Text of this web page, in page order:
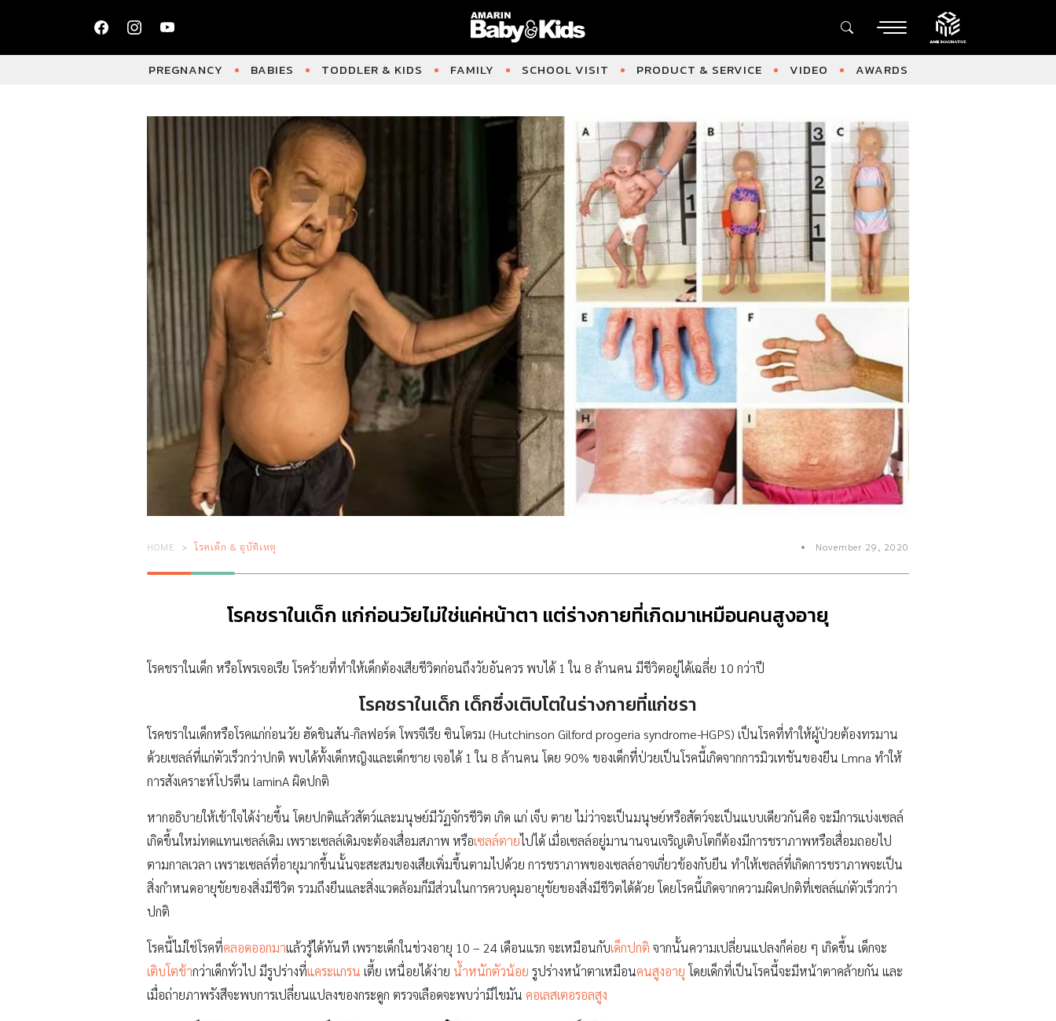
PREGNANCY BABIES TODDLER & KIDS FAMILY SCHOOL VISIT PRODUCT & SERVICE VIDEO AWARDS
HOME โรคเด็ก & อุบัติเหตุ November 29, 2020
โรคชราในเด็ก แก่ก่อนวัยไม่ใช่แค่หน้าตา แต่ร่างกายที่เกิดมาเหมือนคนสูงอายุ
โรคชราในเด็ก หรือโพรเจอเรีย โรคร้ายที่ทำให้เด็กต้องเสียชีวิตก่อนถึงวัยอันควร พบได้ 1 ใน 8 ล้านคน มีชีวิตอยู่ได้เฉลี่ย 10 กว่าปี
โรคชราในเด็ก เด็กซึ่งเติบโตในร่างกายที่แก่ชรา
โรคชราในเด็กหรือโรคแก่ก่อนวัย ฮัดชินสัน-กิลฟอร์ด โพรจีเรีย ซินโดรม (Hutchinson Gilford progeria syndrome-HGPS) เป็นโรคที่ทำให้ผู้ป่วยต้องทรมาน
ด้วยเซลล์ที่แก่ตัวเร็วกว่าปกติ พบได้ทั้งเด็กหญิงและเด็กชาย เจอได้ 1 ใน 8 ล้านคน โดย 90% ของเด็กที่ป่วยเป็นโรคนี้เกิดจากการมิวเทชันของยีน Lmna ทำให้
การสังเคราะห์โปรตีน laminA ผิดปกติ
หากอธิบายให้เข้าใจได้ง่ายขึ้น โดยปกติแล้วสัตว์และมนุษย์มีวัฏจักรชีวิต เกิด แก่ เจ็บ ตาย ไม่ว่าจะเป็นมนุษย์หรือสัตว์จะเป็นแบบเดียวกันคือ จะมีการแบ่งเซลล์
เกิดขึ้นใหม่ทดแทนเซลล์เดิม เพราะเซลล์เดิมจะต้องเสื่อมสภาพ หรือเซลล์ตายไปได้ เมื่อเซลล์อยู่มานานจนเจริญเติบโตก็ต้องมีการชราภาพหรือเสื่อมถอยไป
ตามกาลเวลา เพราะเซลล์ที่อายุมากขึ้นนั้นจะสะสมของเสียเพิ่มขึ้นตามไปด้วย การชราภาพของเซลล์อาจเกี่ยวข้องกับยีน ทำให้เซลล์ที่เกิดการชราภาพจะเป็น
สิ่งกำหนดอายุขัยของสิ่งมีชีวิต รวมถึงยีนและสิ่งแวดล้อมก็มีส่วนในการควบคุมอายุขัยของสิ่งมีชีวิตได้ด้วย โดยโรคนี้เกิดจากความผิดปกติที่เซลล์แก่ตัวเร็วกว่า
ปกติ
โรคนี้ไม่ใช่โรคที่คลอดออกมาแล้วรู้ได้ทันที เพราะเด็กในช่วงอายุ 10 – 24 เดือนแรก จะเหมือนกับเด็กปกติ จากนั้นความเปลี่ยนแปลงก็ค่อย ๆ เกิดขึ้น เด็กจะ
เติบโตช้ากว่าเด็กทั่วไป มีรูปร่างที่แคระแกรน เตี้ย เหนื่อยได้ง่าย น้ำหนักตัวน้อย รูปร่างหน้าตาเหมือนคนสูงอายุ โดยเด็กที่เป็นโรคนี้จะมีหน้าตาคล้ายกัน และ
เมื่อถ่ายภาพรังสีจะพบการเปลี่ยนแปลงของกระดูก ตรวจเลือดจะพบว่ามีไขมัน คอเลสเตอรอลสูง